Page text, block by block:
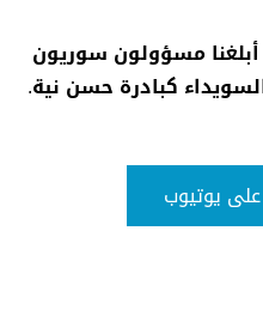
مسؤولون سوريون
على يوتيوب